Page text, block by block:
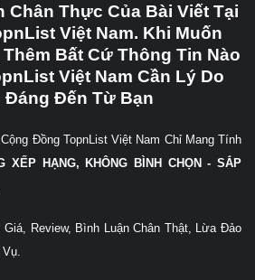
Chân Thực Của Bài Viết Tại
Việt Nam. Khi Muốn
Bất Cứ Thông Tin Nào
Việt Nam Cần Lý Do
Đáng Đến Từ Bạn
Đồng TopnList Việt Nam Chỉ Mang Tính
XẾP HẠNG, KHÔNG BÌNH CHỌN - SẮP
Review, Bình Luận Chân Thật, Lừa Đảo